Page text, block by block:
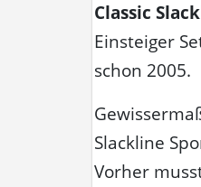
Classic
Einsteiger
schon 2005.
Slackline
Vorher